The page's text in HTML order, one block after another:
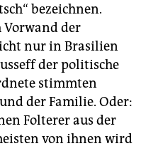
bezeichnen.
Vorwand der
nur in Brasilien
der politische
stimmten
der Familie. Oder:
Folterer aus der
von ihnen wird